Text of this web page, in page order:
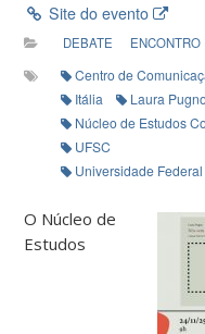
Site do evento
DEBATE ENCONTRO
Centro de
Itália
Laura
Núcleo de Estudos
UFSC
Universidade
O Núcleo de
Estudos